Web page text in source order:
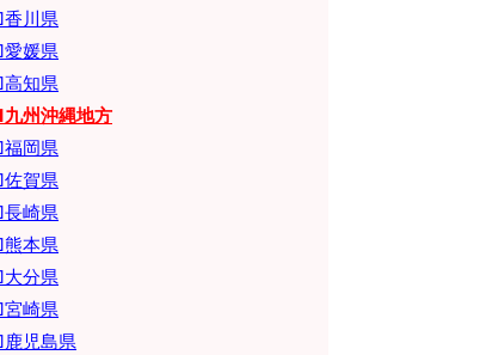
川県
媛県
知県
州沖縄地方
岡県
賀県
崎県
本県
分県
崎県
児島県